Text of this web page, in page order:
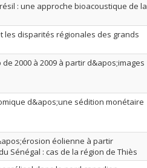
: une approche bioacoustique de la
les disparités régionales des grands
2000 à 2009 à partir d&apos;images
d&apos;une sédition monétaire
éolienne à partir
Sénégal : cas de la région de Thiès